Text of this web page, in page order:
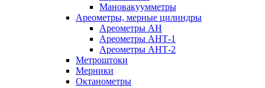
Мановакуумметры
Ареометры, мерные цилиндры
Ареометры АН
Ареометры АНТ-1
Ареометры АНТ-2
Метроштоки
Мерники
Октанометры